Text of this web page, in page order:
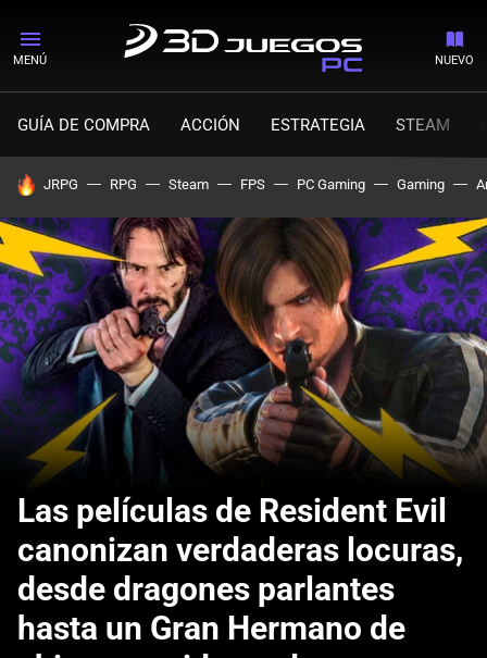
MENÚ NUEVO
GUÍA DE COMPRA ACCIÓN ESTRATEGIA STEAM
HOY SE HABLA DE
JRPG RPG Steam FPS PC Gaming Gaming
Las películas de Resident Evil
canonizan verdaderas locuras,
desde dragones parlantes
hasta un Gran Hermano de